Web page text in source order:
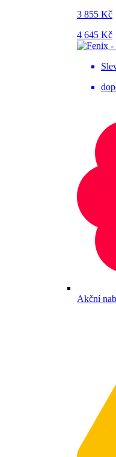
3 855 Kč
4 645 Kč
Akční